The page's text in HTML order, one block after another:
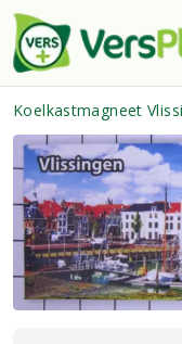
Koelkastmagneet